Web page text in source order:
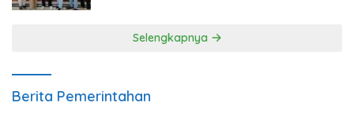
Selengkapnya
Berita Pemerintahan